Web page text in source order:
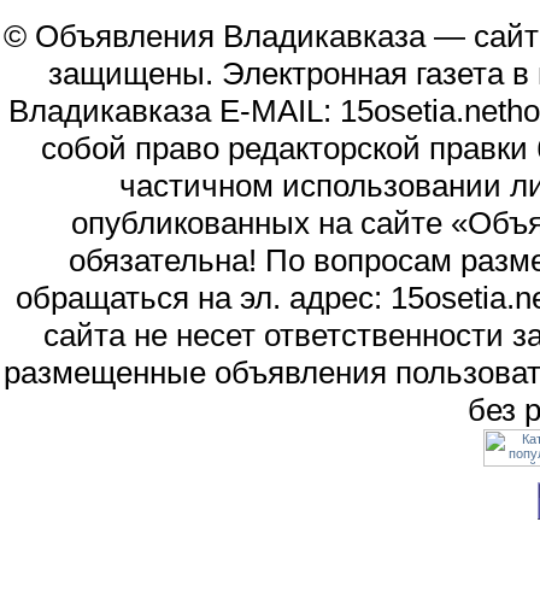
© Объявления Владикавказа —
защищены. Электронная газета
Владикавказа E-MAIL:
собой право редакторской
частичном использовании
опубликованных на сайте
обязательна! По вопросам
обращаться на эл. адрес:
сайта не несет
размещенные объявления
без